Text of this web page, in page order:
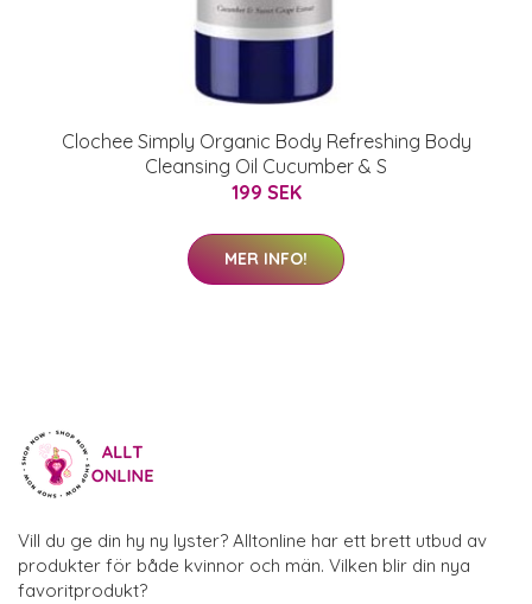
Clochee Simply Organic Body Refreshing Body
Cleansing Oil Cucumber & S
199 SEK
MER INFO!
Vill du ge din hy ny lyster? Alltonline har ett brett utbud av
produkter för både kvinnor och män. Vilken blir din nya
favoritprodukt?